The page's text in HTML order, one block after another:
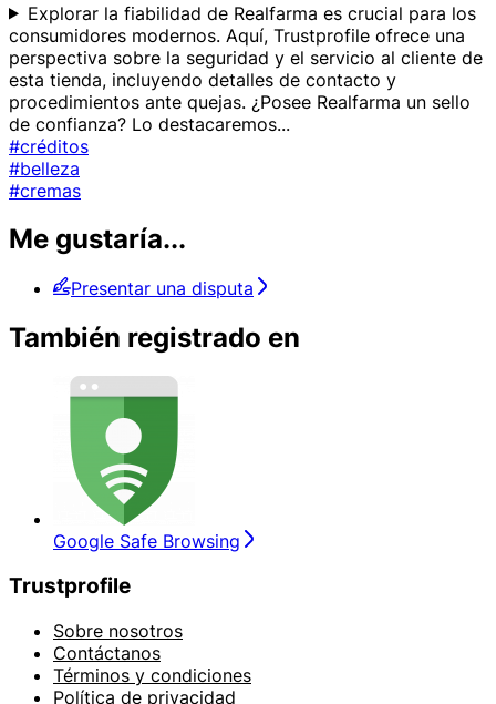
Explorar la fiabilidad de Realfarma es crucial para los
consumidores modernos. Aquí, Trustprofile ofrece una
perspectiva sobre la seguridad y el servicio al cliente de
esta tienda, incluyendo detalles de contacto y
procedimientos ante quejas. ¿Posee Realfarma un sello
de confianza? Lo destacaremos...
#créditos
#belleza
#cremas
Me gustaría...
Presentar una disputa
También registrado en
Google Safe Browsing
Trustprofile
Sobre nosotros
Contáctanos
Términos y condiciones
Política de privacidad